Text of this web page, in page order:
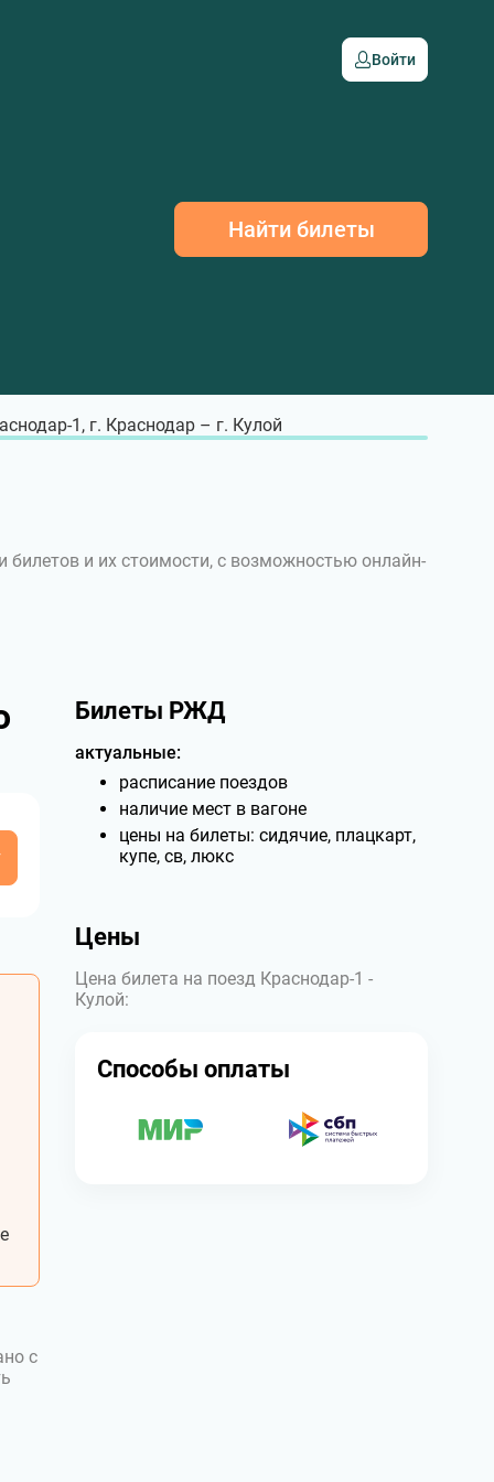
Войти
Найти билеты
1, г. Краснодар – г. Кулой
билетов и их стоимости, с возможностью онлайн-
с
Билеты РЖД
актуальные:
расписание поездов
наличие мест в вагоне
цены на билеты: сидячие, плацкарт,
купе, св, люкс
Цены
Цена билета на поезд Краснодар-1 -
Кулой:
Способы оплаты